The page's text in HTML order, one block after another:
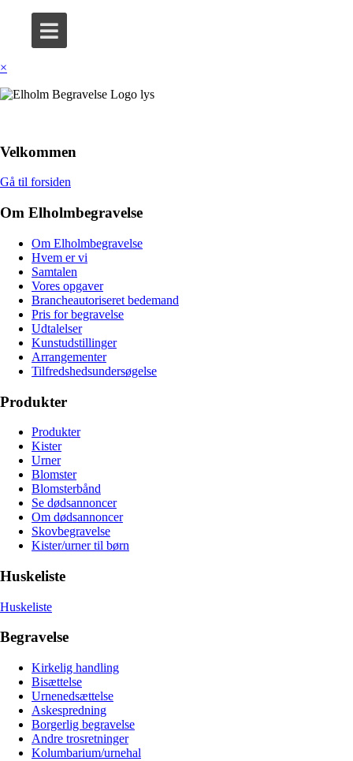
×
Velkommen
Gå til forsiden
Om Elholmbegravelse
Om Elholmbegravelse
Hvem er vi
Samtalen
Vores opgaver
Brancheautoriseret bedemand
Pris for begravelse
Udtalelser
Kunstudstillinger
Arrangementer
Tilfredshedsundersøgelse
Produkter
Produkter
Kister
Urner
Blomster
Blomsterbånd
Se dødsannoncer
Om dødsannoncer
Skovbegravelse
Kister/urner til børn
Huskeliste
Huskeliste
Begravelse
Kirkelig handling
Bisættelse
Urnenedsættelse
Askespredning
Borgerlig begravelse
Andre trosretninger
Kolumbarium/urnehal